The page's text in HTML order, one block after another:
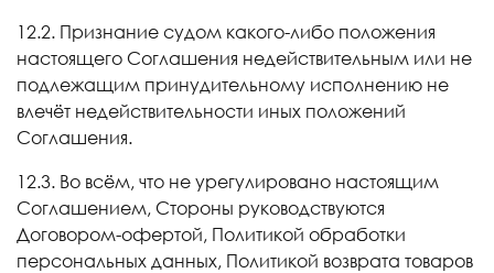
12.2. Признание судом какого-либо положения
настоящего Соглашения недействительным или не
подлежащим принудительному исполнению не
влечёт недействительности иных положений
Соглашения.
12.3. Во всём, что не урегулировано настоящим
Соглашением, Стороны руководствуются
Договором-офертой, Политикой обработки
персональных данных, Политикой возврата товаров